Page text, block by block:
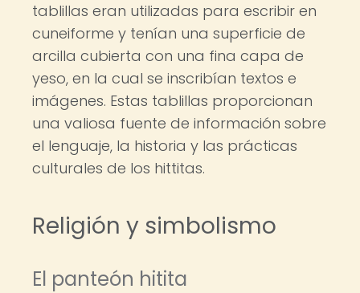
tablillas eran utilizadas para escribir en
cuneiforme y tenían una superficie de
arcilla cubierta con una fina capa de
yeso, en la cual se inscribían textos e
imágenes. Estas tablillas proporcionan
una valiosa fuente de información sobre
el lenguaje, la historia y las prácticas
culturales de los hittitas.
Religión y simbolismo
El panteón hitita